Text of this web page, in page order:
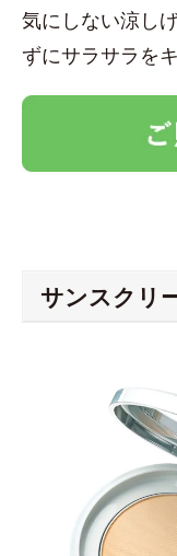
気にしない涼し
ずにサラサラを
サンスクリ